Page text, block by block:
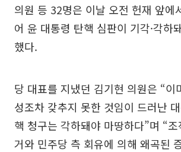
의원 등 32명은 이날 오전 헌재 앞에
어 윤 대통령 탄핵 심판이 기각·각하
했다.
당 대표를 지냈던 김기현 의원은 “이
성조차 갖추지 못한 것임이 드러난
핵 청구는 각하돼야 마땅하다”며 “
거와 민주당 측 회유에 의해 왜곡된